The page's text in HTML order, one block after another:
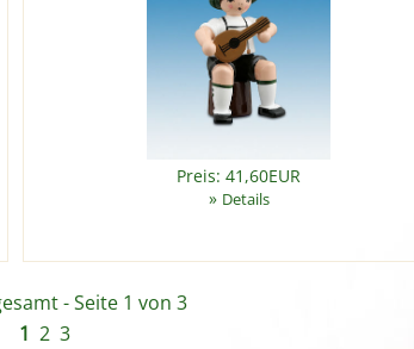
Preis: 41,60EUR
» Details
- Seite 1 von 3
1 2 3